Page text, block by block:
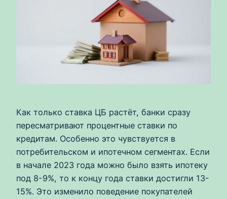
Как только ставка ЦБ растёт, банки сразу
пересматривают процентные ставки по
кредитам. Особенно это чувствуется в
потребительском и ипотечном сегментах. Если
в начале 2023 года можно было взять ипотеку
под 8-9%, то к концу года ставки достигли 13-
15%. Это изменило поведение покупателей